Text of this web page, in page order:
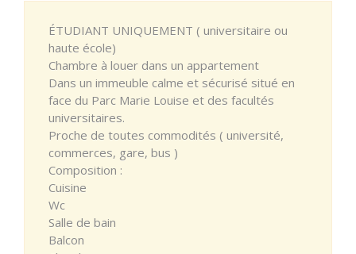
ÉTUDIANT UNIQUEMENT ( universitaire ou
haute école)
Chambre à louer dans un appartement
Dans un immeuble calme et sécurisé situé en
face du Parc Marie Louise et des facultés
universitaires.
Proche de toutes commodités ( université,
commerces, gare, bus )
Composition :
Cuisine
Wc
Salle de bain
Balcon